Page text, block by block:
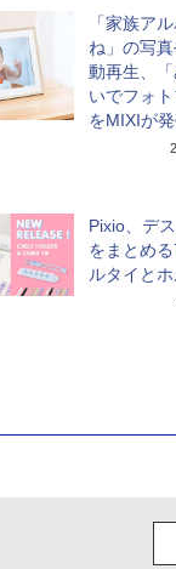
「家族ア
ね」の写
動再生、
いでフォト
をMIXIが
Pixio、デ
をまとめ
ルタイと